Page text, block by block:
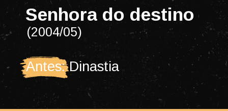
(2004/05)
Senhora do destino
Antes: Dinastia